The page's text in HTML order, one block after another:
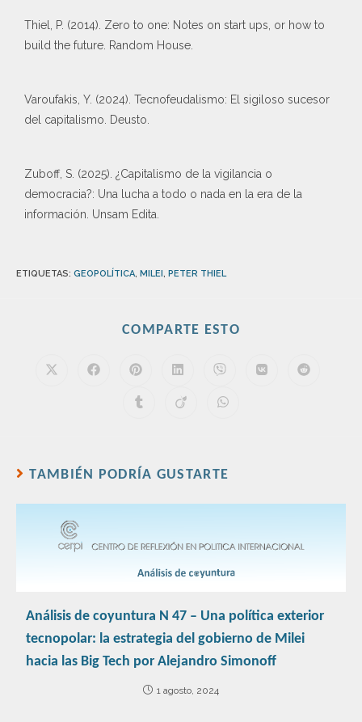
Thiel, P. (2014). Zero to one: Notes on start ups, or how to
build the future. Random House.
Varoufakis, Y. (2024). Tecnofeudalismo: El sigiloso sucesor
del capitalismo. Deusto.
Zuboff, S. (2025). ¿Capitalismo de la vigilancia o
democracia?: Una lucha a todo o nada en la era de la
información. Unsam Edita.
ETIQUETAS: GEOPOLÍTICA, MILEI, PETER THIEL
COMPARTE ESTO
TAMBIÉN PODRÍA GUSTARTE
Análisis de coyuntura N 47 – Una política exterior
tecnopolar: la estrategia del gobierno de Milei
hacia las Big Tech por Alejandro Simonoff
1 agosto, 2024